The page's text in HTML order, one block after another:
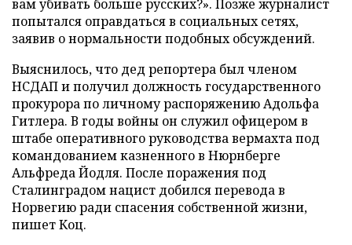
вам убивать больше русских?». Позже журналист
попытался оправдаться в социальных сетях,
заявив о нормальности подобных обсуждений.
Выяснилось, что дед репортера был членом
НСДАП и получил должность государственного
прокурора по личному распоряжению Адольфа
Гитлера. В годы войны он служил офицером в
штабе оперативного руководства вермахта под
командованием казненного в Нюрнберге
Альфреда Йодля. После поражения под
Сталинградом нацист добился перевода в
Норвегию ради спасения собственной жизни,
пишет Коц.